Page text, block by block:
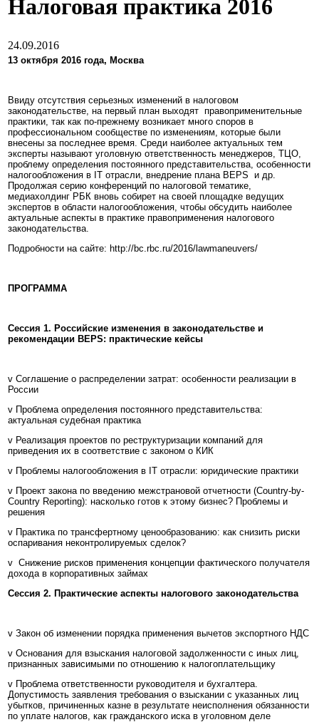
Налоговая практика 2016
24.09.2016
13 октября 2016 года, Москва
Ввиду отсутствия серьезных изменений в налоговом
законодательстве, на первый план выходят правоприменительные
практики, так как по-прежнему возникает много споров в
профессиональном сообществе по изменениям, которые были
внесены за последнее время. Среди наиболее актуальных тем
эксперты называют уголовную ответственность менеджеров, ТЦО,
проблему определения постоянного представительства, особенности
налогообложения в IT отрасли, внедрение плана BEPS и др.
Продолжая серию конференций по налоговой тематике,
медиахолдинг РБК вновь собирет на своей площадке ведущих
экспертов в области налогообложения, чтобы обсудить наиболее
актуальные аспекты в практике правоприменения налогового
законодательства.
Подробности на сайте: http://bc.rbc.ru/2016/lawmaneuvers/
ПРОГРАММА
Сессия 1. Российские изменения в законодательстве и
рекомендации BEPS: практические кейсы
v Соглашение о распределении затрат: особенности реализации в
России
v Проблема определения постоянного представительства:
актуальная судебная практика
v Реализация проектов по реструктуризации компаний для
приведения их в соответствие с законом о КИК
v Проблемы налогообложения в IT отрасли: юридические практики
v Проект закона по введению межстрановой отчетности (Country-by-
Country Reporting): насколько готов к этому бизнес? Проблемы и
решения
v Практика по трансфертному ценообразованию: как снизить риски
оспаривания неконтролируемых сделок?
v Снижение рисков применения концепции фактического получателя
дохода в корпоративных займах
Сессия 2. Практические аспекты налогового законодательства
v Закон об изменении порядка применения вычетов экспортного НДC
v Основания для взыскания налоговой задолженности с иных лиц,
признанных зависимыми по отношению к налогоплательщику
v Проблема ответственности руководителя и бухгалтера.
Допустимость заявления требования о взыскании с указанных лиц
убытков, причиненных казне в результате неисполнения обязанности
по уплате налогов, как гражданского иска в уголовном деле